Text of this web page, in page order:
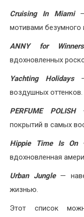
Cruising In Miami
мотивами безумного
ANNY for Winners
вдохновленных
Yachting Holidays
воздушных оттенков.
PERFUME POLISH
покрытий в самых
Hippie Time Is On
вдохновленная
Urban Jungle —
жизнью.
Этот список